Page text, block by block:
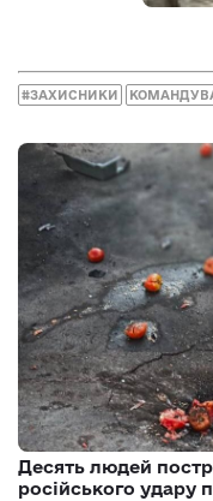
#ЗАХИСНИКИ
Десять людей
російського удару